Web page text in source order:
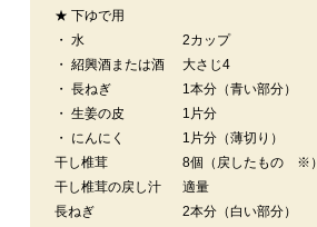
★ 下ゆで用
・ 水
2カップ
・ 紹興酒または酒
大さじ4
・ 長ねぎ
1本分（青い部分）
・ 生姜の皮
1片分
・ にんにく
1片分（薄切り）
干し椎茸
8個（戻したもの ※）
干し椎茸の戻し汁
適量
長ねぎ
2本分（白い部分）